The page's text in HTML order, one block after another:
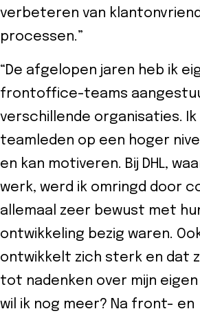
verbeteren van
processen.”
“De afgelopen jaren heb ik
frontoffice-teams
verschillende organisaties. Ik
teamleden op een hoger
en kan motiveren. Bij DHL,
werk, werd ik omringd door
allemaal zeer bewust met
ontwikkeling bezig waren.
ontwikkelt zich sterk en dat
tot nadenken over mijn
wil ik nog meer? Na front- en